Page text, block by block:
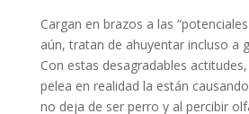
Cargan en brazos a las
aún, tratan de ahuyentar incluso a
Con estas desagradables
pelea en realidad la están
no deja de ser perro y al percibir